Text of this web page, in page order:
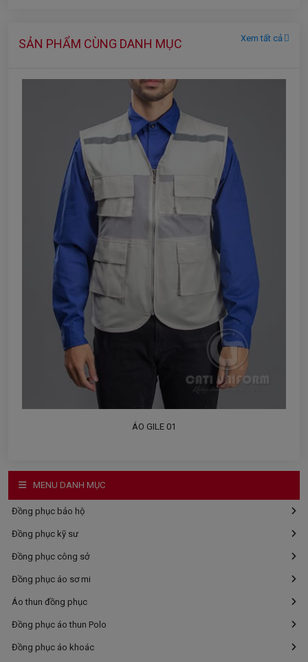
SẢN PHẨM CÙNG DANH MỤC Xem tất cả
ÁO GILE 01
MENU DANH MỤC
Đồng phục bảo hộ
Đồng phục kỹ sư
Đồng phục công sở
Đồng phục áo sơ mi
Áo thun đồng phục
Đồng phục áo thun Polo
Đồng phục áo khoác